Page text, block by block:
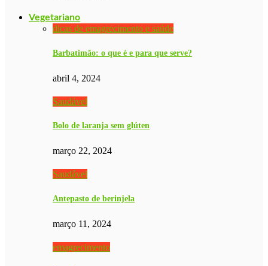
Vegetariano
dicas de emagrecimento e saúde
Barbatimão: o que é e para que serve?
abril 4, 2024
Saudável
Bolo de laranja sem glúten
março 22, 2024
Saudável
Antepasto de berinjela
março 11, 2024
emagrecimento